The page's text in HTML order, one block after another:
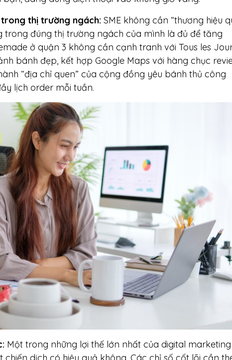
thị trường ngách: SME không cần “thương hiệu
trong đúng thị trường ngách của mình là đủ để tăng
ở quận 3 không cần cạnh tranh với Tous les
bánh đẹp, kết hợp Google Maps với hàng chục
“địa chỉ quen” của cộng đồng yêu bánh thủ công
lịch order mỗi tuần.
Một trong những lợi thế lớn nhất của digital
dịch có hiệu quả không. Các chỉ số cốt lõi cần